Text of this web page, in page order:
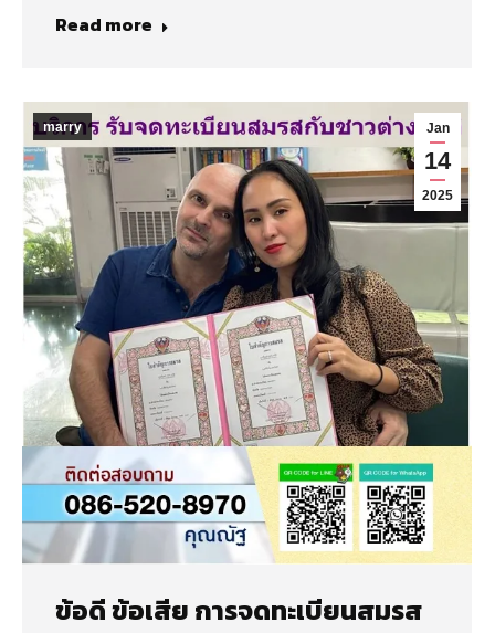
Read more
Jan
14
2025
marry
ข้อดี ข้อเสีย การจดทะเบียนสมรส